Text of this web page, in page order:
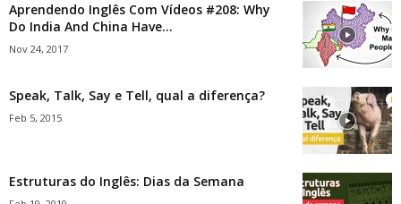
Aprendendo Inglês Com Vídeos #208: Why
Do India And China Have...
Nov 24, 2017
Speak, Talk, Say e Tell, qual a diferença?
Feb 5, 2015
Estruturas do Inglês: Dias da Semana